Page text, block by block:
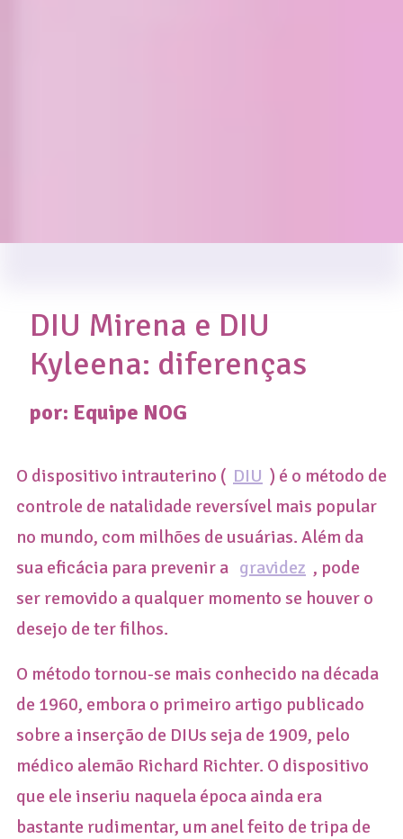
DIU Mirena e DIU
Kyleena: diferenças
por: Equipe NOG
O dispositivo intrauterino ( DIU ) é o método de
controle de natalidade reversível mais popular
no mundo, com milhões de usuárias. Além da
sua eficácia para prevenir a gravidez , pode
ser removido a qualquer momento se houver o
desejo de ter filhos.
O método tornou-se mais conhecido na década
de 1960, embora o primeiro artigo publicado
sobre a inserção de DIUs seja de 1909, pelo
médico alemão Richard Richter. O dispositivo
que ele inseriu naquela época ainda era
bastante rudimentar, um anel feito de tripa de